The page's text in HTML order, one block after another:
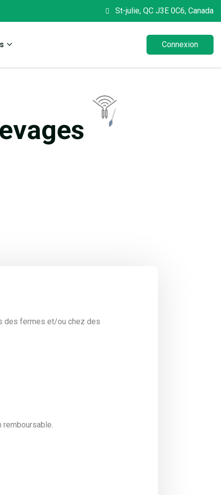
St-julie, QC J3E 0C6, Canada
Connexion
des fermes et/ou chez des
remboursable.